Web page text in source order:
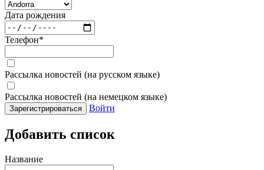
Дата рождения
Телефон*
Рассылка новостей (на русском языке)
Рассылка новостей (на немецком языке)
Зарегистрироваться Войти
Добавить список
Название